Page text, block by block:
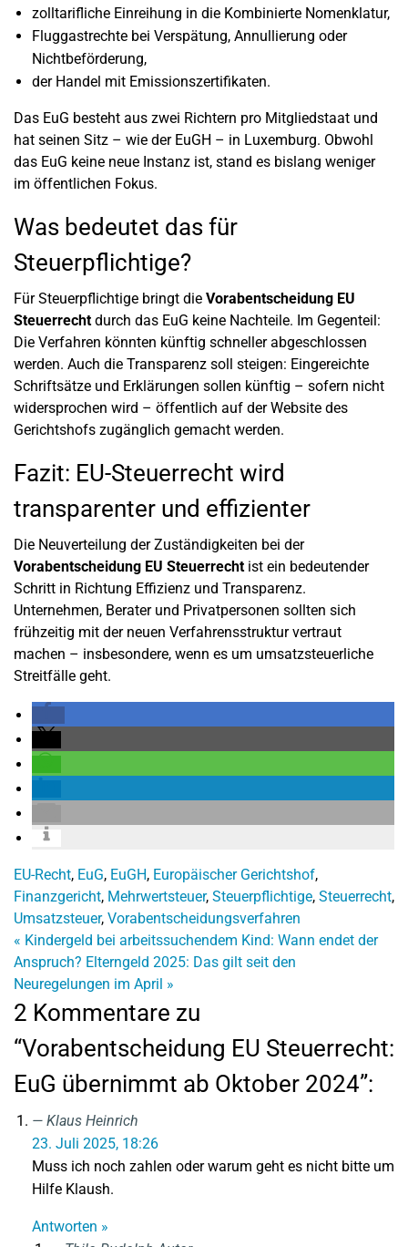
zolltarifliche Einreihung in die Kombinierte Nomenklatur,
Fluggastrechte bei Verspätung, Annullierung oder
Nichtbeförderung,
der Handel mit Emissionszertifikaten.
Das EuG besteht aus zwei Richtern pro Mitgliedstaat und
hat seinen Sitz – wie der EuGH – in Luxemburg. Obwohl
das EuG keine neue Instanz ist, stand es bislang weniger
im öffentlichen Fokus.
Was bedeutet das für
Steuerpflichtige?
Für Steuerpflichtige bringt die Vorabentscheidung EU
Steuerrechtdurch das EuG keine Nachteile. Im Gegenteil:
Die Verfahren könnten künftig schneller abgeschlossen
werden. Auch die Transparenz soll steigen: Eingereichte
Schriftsätze und Erklärungen sollen künftig – sofern nicht
widersprochen wird – öffentlich auf der Website des
Gerichtshofs zugänglich gemacht werden.
Fazit: EU-Steuerrecht wird
transparenter und effizienter
Die Neuverteilung der Zuständigkeiten bei der
Vorabentscheidung EU Steuerrechtist ein bedeutender
Schritt in Richtung Effizienz und Transparenz.
Unternehmen, Berater und Privatpersonen sollten sich
frühzeitig mit der neuen Verfahrensstruktur vertraut
machen – insbesondere, wenn es um umsatzsteuerliche
Streitfälle geht.
EU-Recht, EuG, EuGH, Europäischer Gerichtshof,
Finanzgericht, Mehrwertsteuer, Steuerpflichtige, Steuerrecht,
Umsatzsteuer, Vorabentscheidungsverfahren
« Kindergeld bei arbeitssuchendem Kind: Wann endet der
Anspruch? Elterngeld 2025: Das gilt seit den
Neuregelungen im April »
2 Kommentare zu
“Vorabentscheidung EU Steuerrecht:
EuG übernimmt ab Oktober 2024”:
Klaus Heinrich
23. Juli 2025, 18:26
Muss ich noch zahlen oder warum geht es nicht bitte um
Hilfe Klaush.
Antworten »